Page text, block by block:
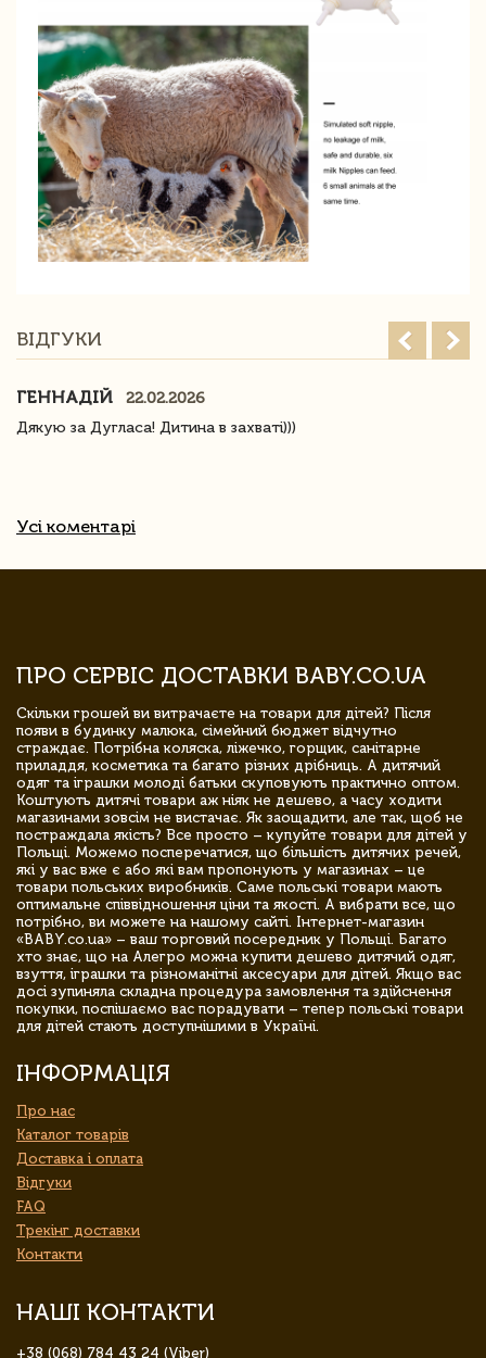
ВІДГУКИ
ГЕННАДІЙ
22.02.2026
Дякую за Дугласа! Дитина в захваті)))
Усі коментарі
ПРО СЕРВІС ДОСТАВКИ BABY.CO.UA
Скільки грошей ви витрачаєте на товари для дітей? Після
появи в будинку малюка, сімейний бюджет відчутно
страждає. Потрібна коляска, ліжечко, горщик, санітарне
приладдя, косметика та багато різних дрібниць. А дитячий
одяг та іграшки молоді батьки скуповують практично оптом.
Коштують дитячі товари аж ніяк не дешево, а часу ходити
магазинами зовсім не вистачає. Як заощадити, але так, щоб не
постраждала якість? Все просто – купуйте товари для дітей у
Польщі. Можемо посперечатися, що більшість дитячих речей,
які у вас вже є або які вам пропонують у магазинах – це
товари польських виробників. Саме польські товари мають
оптимальне співвідношення ціни та якості. А вибрати все, що
потрібно, ви можете на нашому сайті. Інтернет-магазин
«BABY.co.ua» – ваш торговий посередник у Польщі. Багато
хто знає, що на Алегро можна купити дешево дитячий одяг,
взуття, іграшки та різноманітні аксесуари для дітей. Якщо вас
досі зупиняла складна процедура замовлення та здійснення
покупки, поспішаємо вас порадувати – тепер польські товари
для дітей стають доступнішими в Україні.
ІНФОРМАЦІЯ
Про нас
Каталог товарів
Доставка і оплата
Відгуки
FAQ
Трекінг доставки
Контакти
НАШІ КОНТАКТИ
+38 (068) 784 43 24 (Viber)